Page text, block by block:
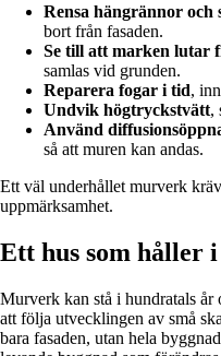
Rensa hängrännor och
bort från fasaden.
Se till att marken lutar
samlas vid grunden.
Reparera fogar i tid,
Undvik högtryckstvätt,
Använd
så att muren kan andas.
Ett väl underhållet murverk
uppmärksamhet.
Ett hus som håller
Murverk kan stå i hundratals år
att följa utvecklingen av små
bara fasaden, utan hela